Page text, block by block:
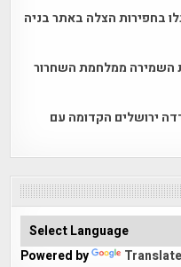
בנות 4,000 שנה התגלו בחפירות הצלה באתר בניה
השמירה ממלחמת השחרור
ירושלים הקדומה עם
Powered by Translate